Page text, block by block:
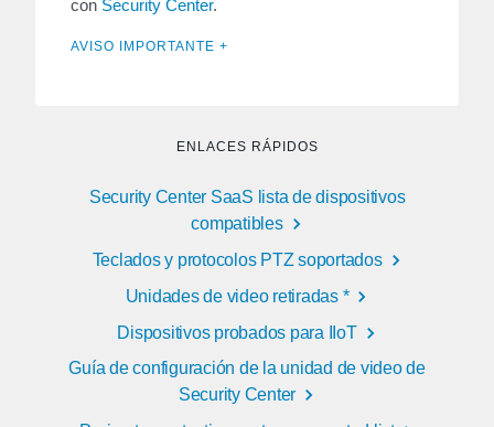
con Security Center.
AVISO IMPORTANTE +
ENLACES RÁPIDOS
Security Center SaaS lista de dispositivos
compatibles
Teclados y protocolos PTZ soportados
Unidades de video retiradas *
Dispositivos probados para IIoT
Guía de configuración de la unidad de video de
Security Center